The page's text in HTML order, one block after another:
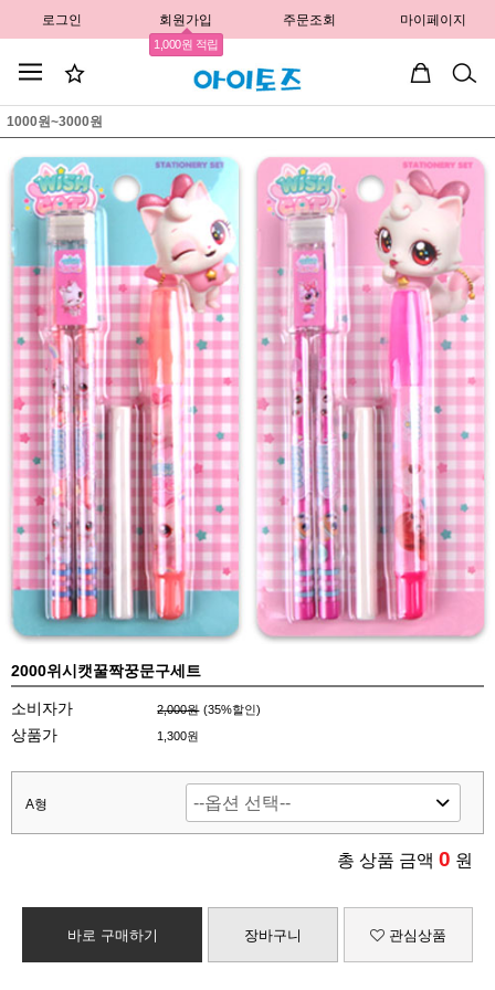
로그인 회원가입
1,000원 적립
주문조회 마이페이지
1000원~3000원
2000위시캣꿀짝꿍문구세트
소비자가 2,000원 (35%할인)
상품가 1,300원
A형
총 상품 금액 0 원
바로 구매하기 장바구니 관심상품